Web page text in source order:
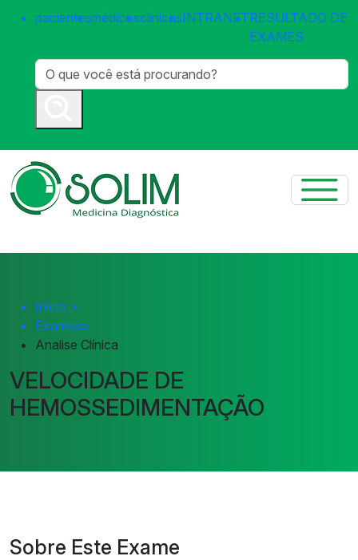
pacientesmédicosclínicasINTRANETRESULTADO DE
EXAMES
Início >
Exames>
Analise Clínica
VELOCIDADE DE
HEMOSSEDIMENTAÇÃO
Sobre Este Exame